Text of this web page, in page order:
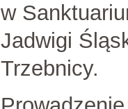
w
Jadwigi
Trzebnicy.